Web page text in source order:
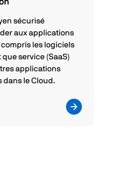
sécurisé
aux applications
compris les logiciels
que service (SaaS)
applications
dans le Cloud.